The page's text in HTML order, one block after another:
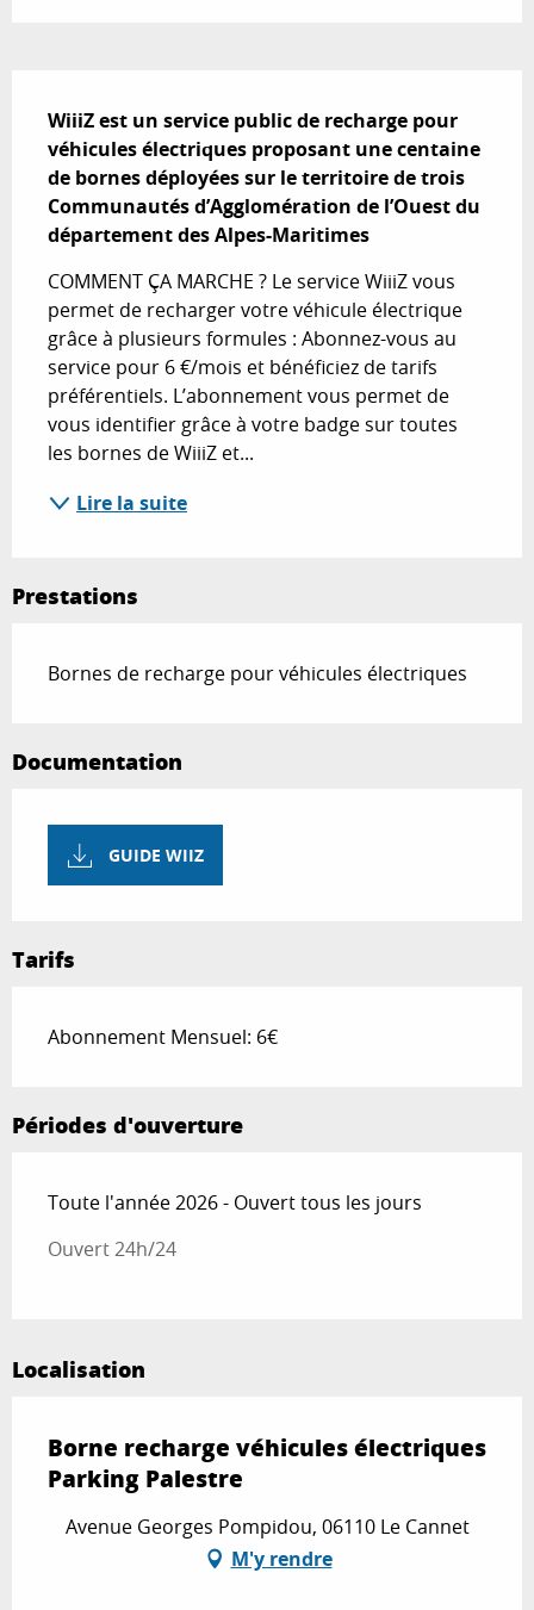
WiiiZ est un service public de recharge pour
véhicules électriques proposant une centaine
de bornes déployées sur le territoire de trois
Communautés d’Agglomération de l’Ouest du
département des Alpes-Maritimes
COMMENT ÇA MARCHE ? Le service WiiiZ vous
permet de recharger votre véhicule électrique
grâce à plusieurs formules : Abonnez-vous au
service pour 6 €/mois et bénéficiez de tarifs
préférentiels. L’abonnement vous permet de
vous identifier grâce à votre badge sur toutes
les bornes de WiiiZ et...
Lire la suite
Prestations
Bornes de recharge pour véhicules électriques
Documentation
GUIDE WIIZ
Tarifs
Abonnement Mensuel: 6€
Périodes d'ouverture
Toute l'année 2026 - Ouvert tous les jours
Ouvert 24h/24
Localisation
Borne recharge véhicules électriques
Parking Palestre
Avenue Georges Pompidou, 06110 Le Cannet
M'y rendre